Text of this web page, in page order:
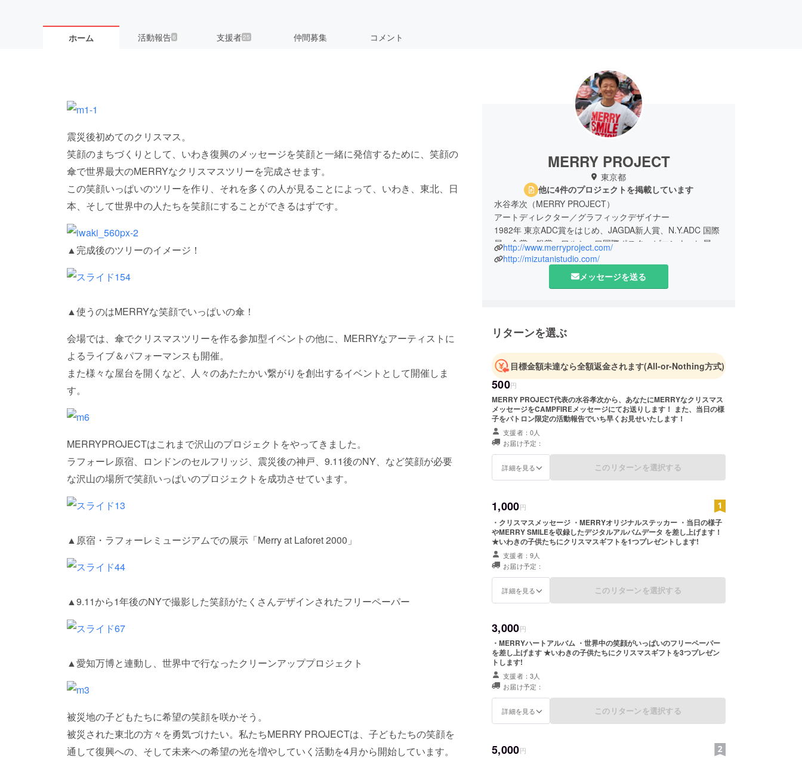
ホーム 活動報告6 支援者25 仲間募集 コメント
震災後初めてのクリスマス。
笑顔のまちづくりとして、いわき復興のメッセージを笑顔と一緒に発信するために、笑顔の
傘で世界最大のMERRYなクリスマスツリーを完成させます。
この笑顔いっぱいのツリーを作り、それを多くの人が見ることによって、いわき、東北、日
本、そして世界中の人たちを笑顔にすることができるはずです。
▲完成後のツリーのイメージ！
▲使うのはMERRYな笑顔でいっぱいの傘！
会場では、傘でクリスマスツリーを作る参加型イベントの他に、MERRYなアーティストに
よるライブ＆パフォーマンスも開催。
また様々な屋台を開くなど、人々のあたたかい繋がりを創出するイベントとして開催しま
す。
MERRYPROJECTはこれまで沢山のプロジェクトをやってきました。
ラフォーレ原宿、ロンドンのセルフリッジ、震災後の神戸、9.11後のNY、など笑顔が必要
な沢山の場所で笑顔いっぱいのプロジェクトを成功させています。
▲原宿・ラフォーレミュージアムでの展示「Merry at Laforet 2000」
▲9.11から1年後のNYで撮影した笑顔がたくさんデザインされたフリーペーパー
▲愛知万博と連動し、世界中で行なったクリーンアッププロジェクト
被災地の子どもたちに希望の笑顔を咲かそう。
被災された東北の方々を勇気づけたい。私たちMERRY PROJECTは、子どもたちの笑顔を
通して復興への、そして未来への希望の光を増やしていく活動を4月から開始しています。
MERRY PROJECT
東京都
他に4件のプロジェクトを掲載しています
水谷孝次（MERRY PROJECT）
アートディレクター／グラフィックデザイナー
1982年 東京ADC賞をはじめ、JAGDA新人賞、N.Y.ADC 国際
展・金賞・銀賞、ワルシャワ国際ポスタービエンナーレ展金
賞・銅賞・特別賞、ブルーノ国際グラフィックデザインビエ
ンナーレ銅賞・特別賞、コロラド国際ポスター招待展最高
賞、世界ポスタートリエンナーレトヤマ銅賞ほか、国内外の
'05年には愛知万博「愛・地球広場」にて「MERRY EXPO」
'06年これらの活動に対して第50回グッドデザイン賞受賞。
08年北京五輪開会式のオープニングセレモニーに芸術顧問と
して参加。
世界中のMERRYな子どもの笑顔を提供し、プリントされた
傘が開いた情景は、全世界に発信された。また、五輪開催に
合わせて8月8日より六本木ヒルズにて、世界に笑顔の花を咲
かせよう、という笑顔とエコを絡めたコンセプトのもと
「Merry Garden!」を展開。’09年 Merry in Asiaとして中国・
四川省、インドネシア・バンダアチェを取材し「Merry
Umbrella Project」を開催。’10年1月 TBS系列「情熱大陸」
Project」「Merry Farming」が2010年グッドデザイン賞を受
賞。近著に『デザインが奇跡を起こす』『東日本大震災を乗
り越えて ともに生きる』（PHP研究所）。
東日本大震災支援プロジェクト「MERRY SMILE ACTION」
を展開中。2017年からは、東京2020年オリンピックパラリ
ンピック競技大会公認・渋谷区文化プログラムイベントなど
多数プロデュース。世界34カ国で撮影した50,000人以上の笑
顔とメッセージはウェブサイトでも見ることができる。
http://www.merryproject.com/
http://mizutanistudio.com/
メッセージを送る
リターンを選ぶ
目標金額未達なら全額返金されます(All-or-Nothing方式)
500円
MERRY PROJECT代表の水谷孝次から、あなたにMERRYなクリスマス
メッセージをCAMPFIREメッセージにてお送りします！ また、当日の様
子をパトロン限定の活動報告でいち早くお見せいたします！
支援者：0人
お届け予定：
詳細を見る このリターンを選択する
1,000円
・クリスマスメッセージ ・MERRYオリジナルステッカー ・当日の様子
やMERRY SMILEを収録したデジタルアルバムデータ を差し上げます！
★いわきの子供たちにクリスマスギフトを1つプレゼントします!
支援者：9人
お届け予定：
詳細を見る このリターンを選択する
3,000円
・MERRYハートアルバム ・世界中の笑顔がいっぱいのフリーペーパー
を差し上げます ★いわきの子供たちにクリスマスギフトを3つプレゼン
トします!
支援者：3人
お届け予定：
詳細を見る このリターンを選択する
5,000円